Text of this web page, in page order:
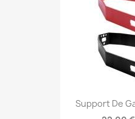
Support De